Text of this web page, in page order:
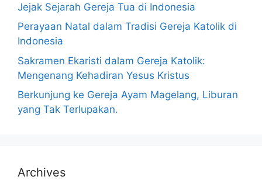
Jejak Sejarah Gereja Tua di Indonesia
Perayaan Natal dalam Tradisi Gereja Katolik di
Indonesia
Sakramen Ekaristi dalam Gereja Katolik:
Mengenang Kehadiran Yesus Kristus
Berkunjung ke Gereja Ayam Magelang, Liburan
yang Tak Terlupakan.
Archives